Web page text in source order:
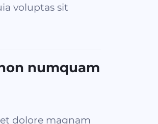
voluptas sit
numquam
dolore magnam